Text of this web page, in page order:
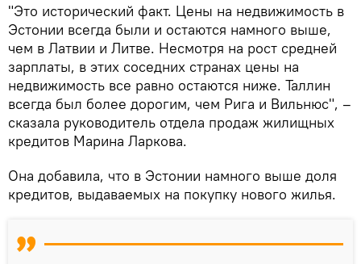
"Это исторический факт. Цены на недвижимость в
Эстонии всегда были и остаются намного выше,
чем в Латвии и Литве. Несмотря на рост средней
зарплаты, в этих соседних странах цены на
недвижимость все равно остаются ниже. Таллин
всегда был более дорогим, чем Рига и Вильнюс", –
сказала руководитель отдела продаж жилищных
кредитов Марина Ларкова.
Она добавила, что в Эстонии намного выше доля
кредитов, выдаваемых на покупку нового жилья.